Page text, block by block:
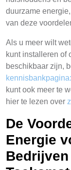
duurzame
van deze
Als u meer wilt
kunt installeren of
beschikbaar zijn,
kunt ook meer te
hier te lezen over
De
Energie
Bedrijven